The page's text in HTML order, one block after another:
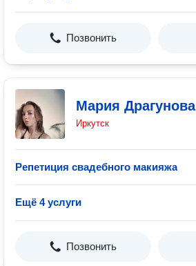
Позвонить
Мария Драгунова
Иркутск
Репетиция свадебного макияжа
Ещё 4 услуги
Позвонить